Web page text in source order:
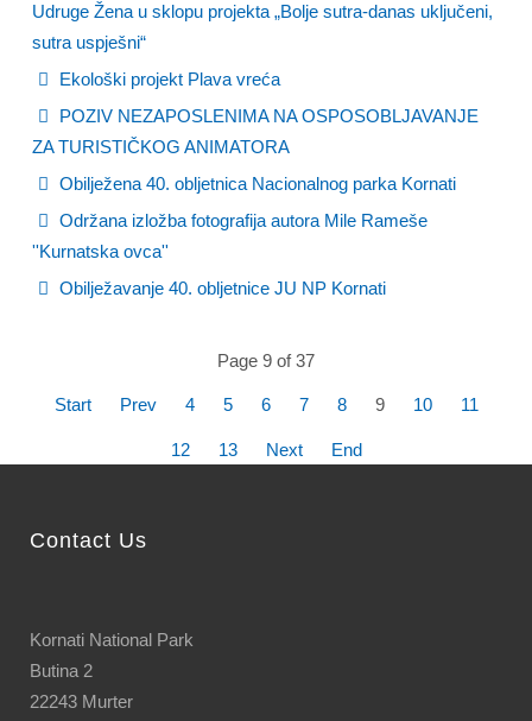
Udruge Žena u sklopu projekta „Bolje sutra-danas uključeni,
sutra uspješni“
Ekološki projekt Plava vreća
POZIV NEZAPOSLENIMA NA OSPOSOBLJAVANJE
ZA TURISTIČKOG ANIMATORA
Obilježena 40. obljetnica Nacionalnog parka Kornati
Održana izložba fotografija autora Mile Rameše
''Kurnatska ovca''
Obilježavanje 40. obljetnice JU NP Kornati
Page 9 of 37
Start Prev 4 5 6 7 8 9 10 11
12 13 Next End
Contact Us
Kornati National Park
Butina 2
22243 Murter